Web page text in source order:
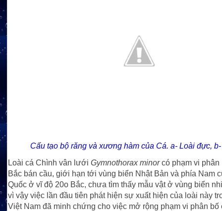
Cấu tạo bộ răng và xương hàm của Cá. a- Loài đực,
Loài cá Chình vân lưới Gymnothorax minorcó phạm vi phân
Bắc bán cầu, giới hạn tới vùng biển Nhật Bản và phía Nam
Quốc ở vĩ độ 20o Bắc, chưa tìm thấy mẫu vật ở vùng biển
vì vậy việc lần đầu tiên phát hiện sự xuất hiện của loài này
Việt Nam đã minh chứng cho việc mở rộng phạm vi phân bố